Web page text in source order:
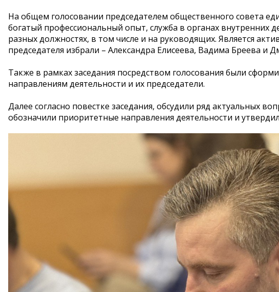
На общем голосовании председателем общественного совета
богатый профессиональный опыт, служба в органах внутренних
разных должностях, в том числе и на руководящих. Является
председателя избрали – Александра Елисеева, Вадима Бреева и
Также в рамках заседания посредством голосования были
направлениям деятельности и их председатели.
Далее согласно повестке заседания, обсудили ряд актуальных
обозначили приоритетные направления деятельности и